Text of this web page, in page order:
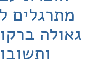
מתרגלים
גאולה